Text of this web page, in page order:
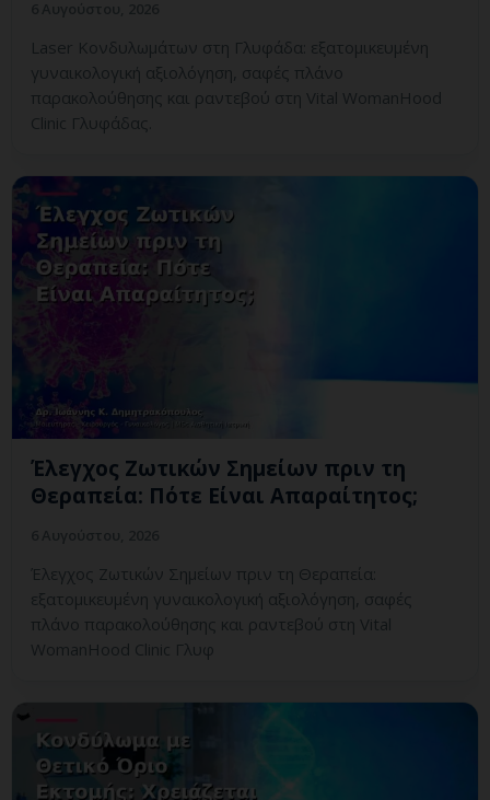
Laser Κονδυλωμάτων στη Γλυφάδα: εξατομικευμένη
γυναικολογική αξιολόγηση, σαφές πλάνο
παρακολούθησης και ραντεβού στη Vital WomanHood
Clinic Γλυφάδας.
Έλεγχος Ζωτικών Σημείων πριν τη
Θεραπεία: Πότε Είναι Απαραίτητος;
Έλεγχος Ζωτικών Σημείων πριν τη Θεραπεία:
εξατομικευμένη γυναικολογική αξιολόγηση, σαφές
πλάνο παρακολούθησης και ραντεβού στη Vital
WomanHood Clinic Γλυφ